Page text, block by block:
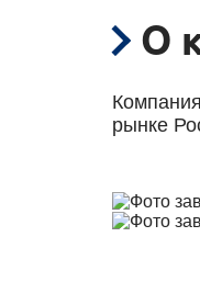
О
рынке